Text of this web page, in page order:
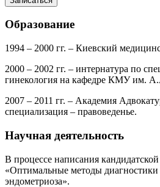
Образование
1994 – 2000 гг. – Киевский
2000 – 2002 гг. – интернатура по
гинекология на кафедре КМУ им.
2007 – 2011 гг. – Академия
специализация – правоведенье.
Научная деятельность
В процессе написания
«Оптимальные методы диагностики
эндометриоза».